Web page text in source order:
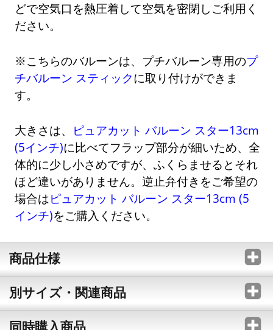
どで空気口を熱圧着して空気を密閉しご利用く
ださい。
※こちらのバルーンは、プチバルーン専用のプ
チバルーン スティックに取り付けができま
す。
大きさは、
ピュアカット バルーン スター13cm
(5インチ)に比べてフラップ部分が細いため、全
体的に少し小さめですが、ふくらませるとそれ
ほど違いがありません。逆止弁付きをご希望の
場合はピュアカット バルーン スター13cm (5
インチ)をご購入ください。
商品仕様
別サイズ・関連商品
同時購入商品